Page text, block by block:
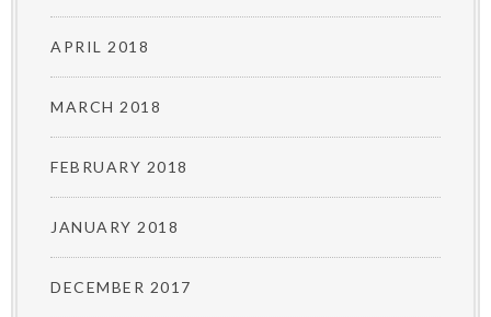
APRIL 2018
MARCH 2018
FEBRUARY 2018
JANUARY 2018
DECEMBER 2017